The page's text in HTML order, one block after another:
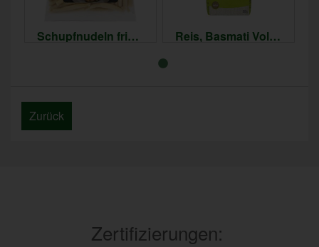
Schupfnudeln frisch, vegan
Reis, Basmati Vollkorn
Zurück
Zertifizierungen: